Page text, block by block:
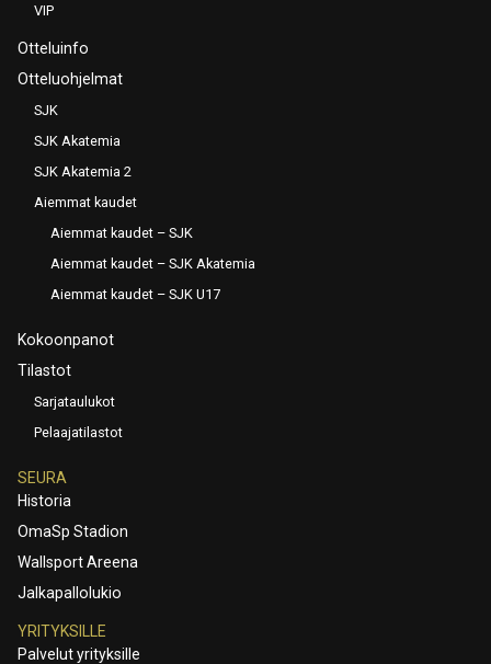
VIP
Otteluinfo
Otteluohjelmat
SJK
SJK Akatemia
SJK Akatemia 2
Aiemmat kaudet
Aiemmat kaudet – SJK
Aiemmat kaudet – SJK Akatemia
Aiemmat kaudet – SJK U17
Kokoonpanot
Tilastot
Sarjataulukot
Pelaajatilastot
SEURA
Historia
OmaSp Stadion
Wallsport Areena
Jalkapallolukio
YRITYKSILLE
Palvelut yrityksille